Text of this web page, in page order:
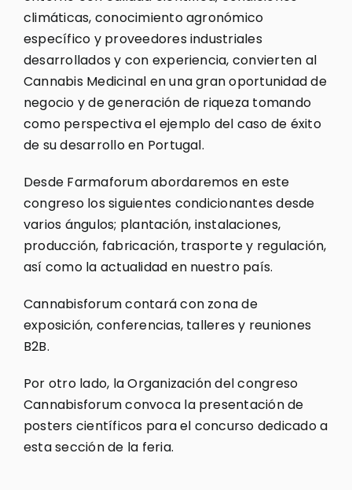
climáticas, conocimiento agronómico
específico y proveedores industriales
desarrollados y con experiencia, convierten al
Cannabis Medicinal en una gran oportunidad de
negocio y de generación de riqueza tomando
como perspectiva el ejemplo del caso de éxito
de su desarrollo en Portugal.
Desde Farmaforum abordaremos en este
congreso los siguientes condicionantes desde
varios ángulos; plantación, instalaciones,
producción, fabricación, trasporte y regulación,
así como la actualidad en nuestro país.
Cannabisforum contará con zona de
exposición, conferencias, talleres y reuniones
B2B.
Por otro lado, la Organización del congreso
Cannabisforum convoca la presentación de
posters científicos para el concurso dedicado a
esta sección de la feria.